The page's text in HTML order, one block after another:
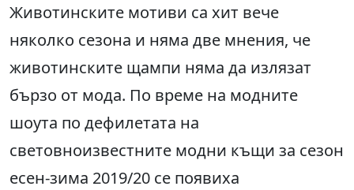
Животинските мотиви са хит вече
няколко сезона и няма две мнения, че
животинските щампи няма да излязат
бързо от мода. По време на модните
шоута по дефилетата на
световноизвестните модни къщи за сезон
есен-зима 2019/20 се появиха